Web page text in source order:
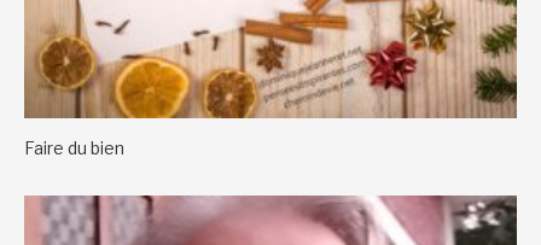
Faire du bien